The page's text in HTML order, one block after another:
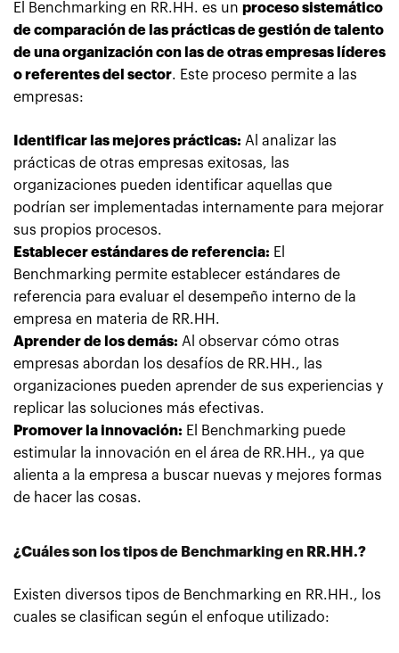
El Benchmarking en RR.HH. es un proceso sistemático
de comparación de las prácticas de gestión de talento
de una organización con las de otras empresas líderes
o referentes del sector. Este proceso permite a las
empresas:
Identificar las mejores prácticas: Al analizar las
prácticas de otras empresas exitosas, las
organizaciones pueden identificar aquellas que
podrían ser implementadas internamente para mejorar
sus propios procesos.
Establecer estándares de referencia: El
Benchmarking permite establecer estándares de
referencia para evaluar el desempeño interno de la
empresa en materia de RR.HH.
Aprender de los demás: Al observar cómo otras
empresas abordan los desafíos de RR.HH., las
organizaciones pueden aprender de sus experiencias y
replicar las soluciones más efectivas.
Promover la innovación: El Benchmarking puede
estimular la innovación en el área de RR.HH., ya que
alienta a la empresa a buscar nuevas y mejores formas
de hacer las cosas.
¿Cuáles son los tipos de Benchmarking en RR.HH.?
Existen diversos tipos de Benchmarking en RR.HH., los
cuales se clasifican según el enfoque utilizado: